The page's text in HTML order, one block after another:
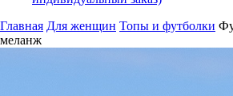
Главная Для женщин Топы и футболки
меланж